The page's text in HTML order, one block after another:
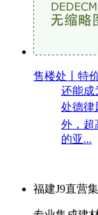
售楼处丨特
还能成
处德律
外，超
的亚...
福建J9直营